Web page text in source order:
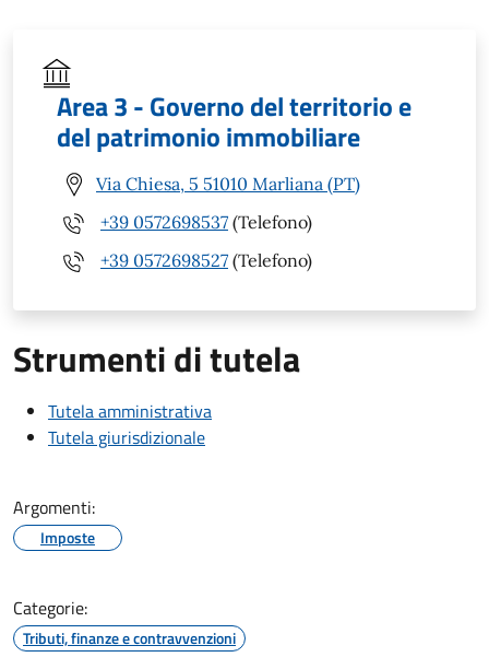
Area 3 - Governo del territorio e
del patrimonio immobiliare
Via Chiesa, 5 51010 Marliana (PT)
+39 0572698537 (Telefono)
+39 0572698527 (Telefono)
Strumenti di tutela
Tutela amministrativa
Tutela giurisdizionale
Argomenti:
Imposte
Categorie:
Tributi, finanze e contravvenzioni